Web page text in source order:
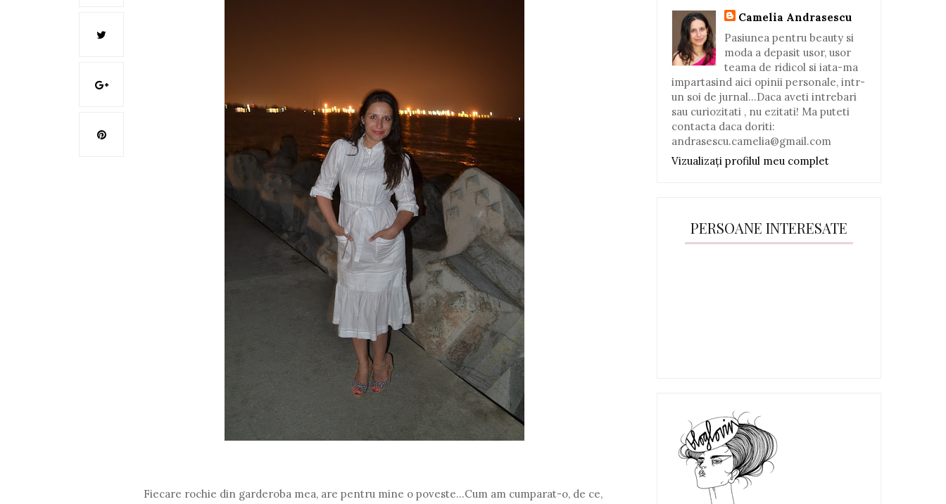
Fiecare rochie din garderoba mea, are pentru mine o poveste...Cum am cumparat-o, de ce,
Camelia Andrasescu
Pasiunea pentru beauty si
moda a depasit usor, usor
teama de ridicol si iata-ma
impartasind aici opinii personale, intr-
un soi de jurnal...Daca aveti intrebari
sau curiozitati , nu ezitati! Ma puteti
contacta daca doriti:
andrasescu.camelia@gmail.com
Vizualizați profilul meu complet
PERSOANE INTERESATE